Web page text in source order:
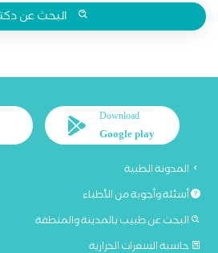
البحث عن
Download
Google play
المدونة الطبية
أسئلة وأجوبة من الأطباء
البحث عن طبيب بالمدينة والمنطقة
حاسبة السعرات الحرارية